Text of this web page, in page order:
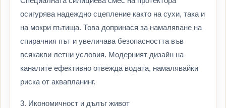
осигурява надеждно сцепление както на сухи, така и
на мокри пътища. Това допринася за намаляване на
спирачния път и увеличава безопасността във
всякакви летни условия. Модерният дизайн на
каналите ефективно отвежда водата, намалявайки
риска от аквапланинг.
3. Икономичност и дълъг живот